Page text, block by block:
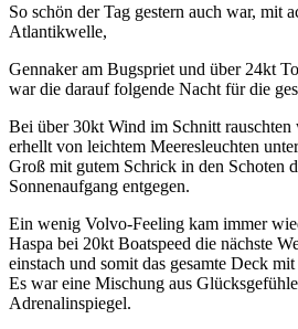
So schön der Tag gestern auch war, mit
Atlantikwelle,
Gennaker am Bugspriet und über 24kt
war die darauf folgende Nacht für die
Bei über 30kt Wind im Schnitt
erhellt von leichtem Meeresleuchten
Groß mit gutem Schrick in den Schoten
Sonnenaufgang entgegen.
Ein wenig Volvo-Feeling kam immer
Haspa bei 20kt Boatspeed die nächste
einstach und somit das gesamte Deck
Es war eine Mischung aus
Adrenalinspiegel.